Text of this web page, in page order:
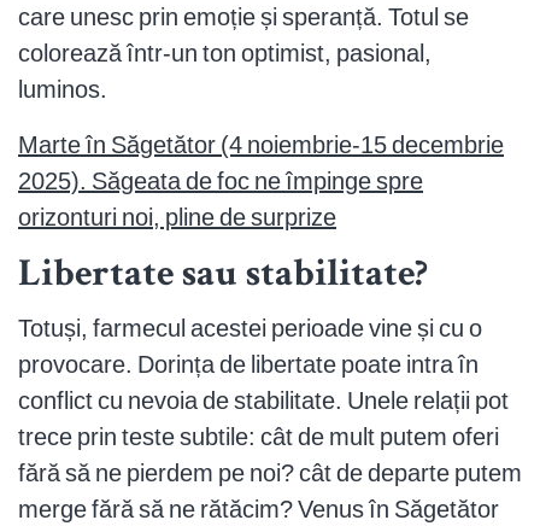
care unesc prin emoție și speranță. Totul se
colorează într-un ton optimist, pasional,
luminos.
Marte în Săgetător (4 noiembrie-15 decembrie
2025). Săgeata de foc ne împinge spre
orizonturi noi, pline de surprize
Libertate sau stabilitate?
Totuși, farmecul acestei perioade vine și cu o
provocare. Dorința de libertate poate intra în
conflict cu nevoia de stabilitate. Unele relații pot
trece prin teste subtile: cât de mult putem oferi
fără să ne pierdem pe noi? cât de departe putem
merge fără să ne rătăcim? Venus în Săgetător